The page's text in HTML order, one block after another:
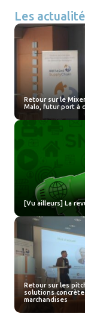
Les
Retour sur le
Malo, futur port à
[Vu ailleurs] La
Retour sur les
solutions
marchandises